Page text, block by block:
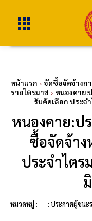
หน้าแรก จัดซื้อจัดจ้างก
รายไตรมาส
หนองคาย:
รับคัดเลือก ประจ
หนองคาย:ป
ซื้อจัดจ้าง
ประจำไตร
หมวดหมู่ : : ประกาศผู้ชนะ